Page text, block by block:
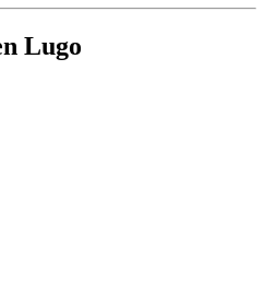
Lugo